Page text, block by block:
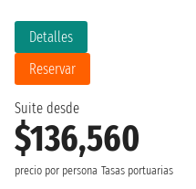
Suite desde
$136,560
precio por persona Tasas portuarias
Detalles
Reservar